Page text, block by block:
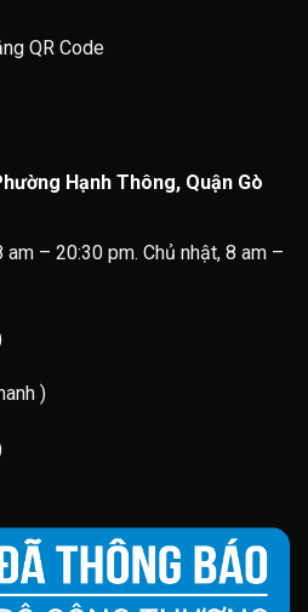
QR Code
Hạnh Thông, Quận Gò
– 20:30 pm. Chủ nhật, 8 am –
)